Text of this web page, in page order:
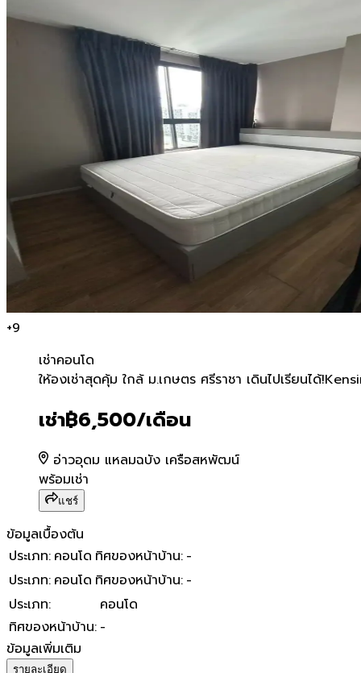
+9
เช่าคอนโด
ให้องเช่าสุดคุ้ม ใกล้ ม.เกษต
ให้องเช่าสุดคุ้ม ใกล้ ม.เกษตร ศรีราชา เดินไปเรียนได้
เช่า฿6,500/เดือน
อ่าวอุดม แหลมฉบัง เครือสหพัฒน์
พร้อมเช่า
แชร์
ข้อมูลเบื้องต้น
ประเภท: คอนโด ทิศของหน้าบ้าน: -
ประเภท: คอนโด ทิศของหน้าบ้าน: -
ประเภท:
คอนโด
ทิศของหน้าบ้าน: -
ข้อมูลเพิ่มเติม
รายละเอียด